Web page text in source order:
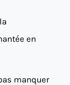
en
manquer